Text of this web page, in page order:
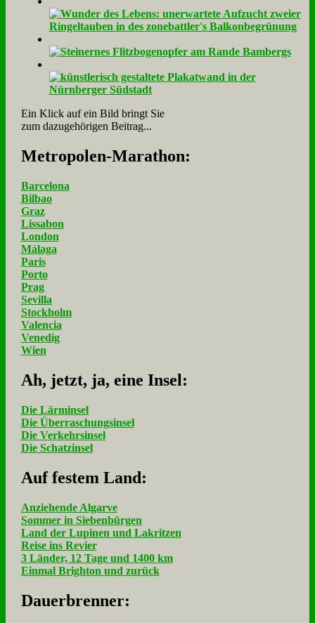
Ein Klick auf ein Bild bringt Sie
zum dazugehörigen Beitrag...
Me­tro­po­len-Ma­ra­thon:
Barcelona
Bilbao
Graz
Lissabon
London
Málaga
Paris
Porto
Prag
Sevilla
Stockholm
Valencia
Venedig
Wien
Ah, jetzt, ja, ei­ne In­sel:
Die Lärminsel
Die Überraschungsinsel
Die Verkehrsinsel
Die Schatzinsel
Auf fe­stem Land:
Anziehende Algarve
Sommer in Siebenbürgen
Land der Lupinen und Lakritzen
Reise ins Revier
3 Länder, 12 Tage und 1400 km
Einmal Brighton und zurück
Dau­er­bren­ner: